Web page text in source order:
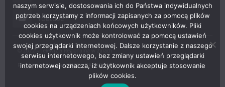
Youtube
© 2022 – Telewizja Regionalna w Żarach
Projektowanie stron WWW –RAGACOM
naszym serwisie, dostosowania ich do Państwa indywidualnych
potrzeb korzystamy z informacji zapisanych za pomocą plików
cookies na urządzeniach końcowych użytkowników. Pliki
cookies użytkownik może kontrolować za pomocą ustawień
swojej przeglądarki internetowej. Dalsze korzystanie z naszego
serwisu internetowego, bez zmiany ustawień przeglądarki
internetowej oznacza, iż użytkownik akceptuje stosowanie
plików cookies.